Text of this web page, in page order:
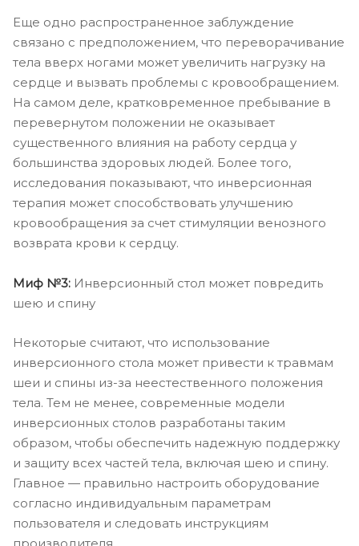
Еще одно распространенное заблуждение
связано с предположением, что переворачивание
тела вверх ногами может увеличить нагрузку на
сердце и вызвать проблемы с кровообращением.
На самом деле, кратковременное пребывание в
перевернутом положении не оказывает
существенного влияния на работу сердца у
большинства здоровых людей. Более того,
исследования показывают, что инверсионная
терапия может способствовать улучшению
кровообращения за счет стимуляции венозного
возврата крови к сердцу.
Миф №3: Инверсионный стол может повредить
шею и спину
Некоторые считают, что использование
инверсионного стола может привести к травмам
шеи и спины из-за неестественного положения
тела. Тем не менее, современные модели
инверсионных столов разработаны таким
образом, чтобы обеспечить надежную поддержку
и защиту всех частей тела, включая шею и спину.
Главное — правильно настроить оборудование
согласно индивидуальным параметрам
пользователя и следовать инструкциям